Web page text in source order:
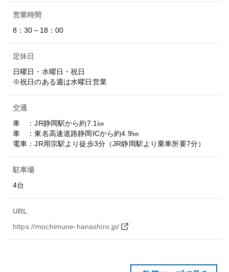
営業時間
8：30～18：00
定休日
日曜日・水曜日・祝日
※祝日のある週は水曜日営業
交通
車 ：JR静岡駅から約7.1㎞
車 ：東名高速道路静岡ICから約4.9㎞
電車：JR用宗駅より徒歩3分（JR静岡駅より乗車所要7分）
駐車場
4台
URL
https://mochimune-hanashiro.jp/